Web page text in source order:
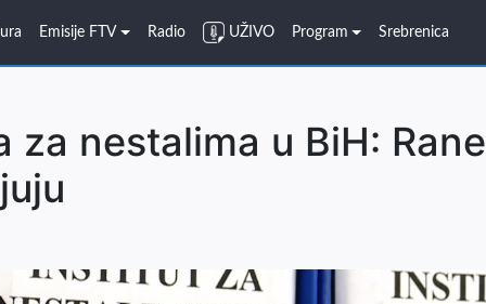
Emisije FTV Radio UŽIVO Program Srebrenica
za nestalima u BiH: Rane